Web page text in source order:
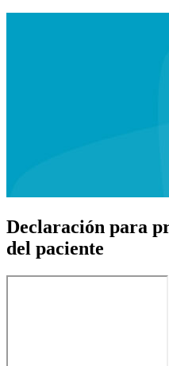
Declaración para
del paciente